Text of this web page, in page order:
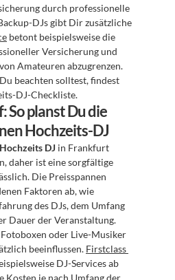
durch professionelle
DJs gibt Dir zusätzliche
betont beispielsweise die
Versicherung und
Amateuren abzugrenzen.
beachten solltest, findest
DJ-Checkliste.
So planst Du die
Hochzeits-DJ
Hochzeits DJ in Frankfurt
daher ist eine sorgfältige
Die Preisspannen
Faktoren ab, wie
des DJs, dem Umfang
Dauer der Veranstaltung.
oder Live-Musiker
beeinflussen. Firstclass
DJ-Services ab
Kosten je nach Umfang der